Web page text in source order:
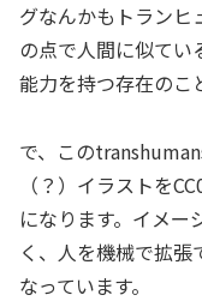
グなんかもトランヒ
の点で人間に似てい
能力を持つ存在のこ
で、この
（？）イラストを
になります。イメー
く、人を機械で拡
なっています。